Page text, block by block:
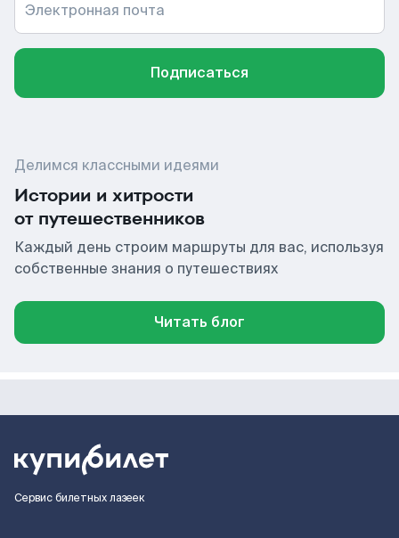
Электронная почта
Подписаться
Делимся классными идеями
Истории и хитрости
от путешественников
Каждый день строим маршруты для вас, используя
собственные знания о путешествиях
Читать блог
Сервис билетных лазеек